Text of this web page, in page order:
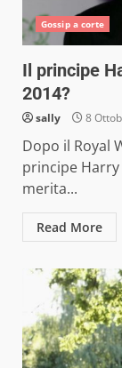
Gossip a corte
Il principe
2014?
sally 8
Dopo il Royal
principe
merita...
Read More